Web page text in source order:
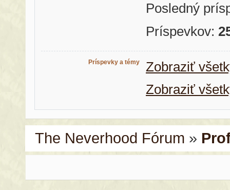
Posledný
Príspevkov:
Príspevky a témy
Zobraziť
Zobraziť
The Neverhood Fórum »